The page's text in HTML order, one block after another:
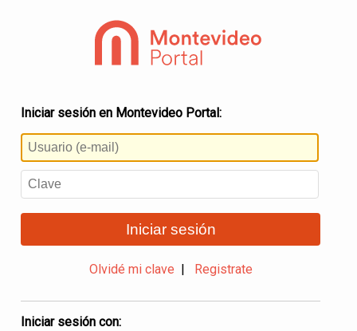
Iniciar sesión en Montevideo Portal:
Iniciar sesión
Olvidé mi clave Registrate
Iniciar sesión con: